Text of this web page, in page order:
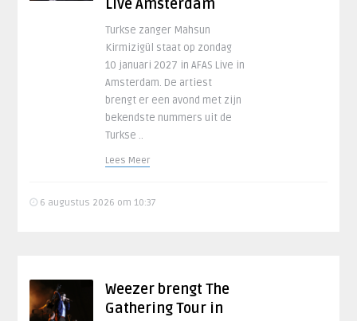
Live Amsterdam
Turkse zanger Mahsun
Kirmizigül staat op zondag
10 januari 2027 in AFAS Live in
Amsterdam. De artiest
brengt er een avond met zijn
bekendste nummers uit de
Turkse ..
Lees Meer
6 augustus 2026 om 10:37
Weezer brengt The
Gathering Tour in